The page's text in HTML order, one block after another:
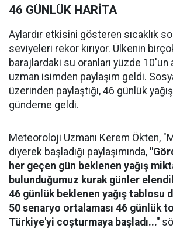
46 GÜNLÜK HARİTA
Aylardır etkisini gösteren sıcaklık
seviyeleri rekor kırıyor. Ülkenin
barajlardaki su oranları yüzde 10'un
uzman isimden paylaşım geldi.
üzerinden paylaştığı, 46 günlük
gündeme geldi.
Meteoroloji Uzmanı Kerem Ökten,
diyerek başladığı paylaşımında,
her geçen gün beklenen yağış
bulunduğumuz kurak günler
46 günlük beklenen yağış tablosu
50 senaryo ortalaması 46 günlük
Türkiye'yi coşturmaya başladı..."